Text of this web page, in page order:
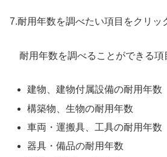
7.耐用年数を調べたい項目をクリッ
耐用年数を調べることができる項
建物、建物付属設備の耐用年数
構築物、生物の耐用年数
車両・運搬具、工具の耐用年数
器具・備品の耐用年数